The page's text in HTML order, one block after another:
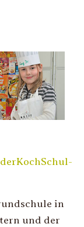
in
und der